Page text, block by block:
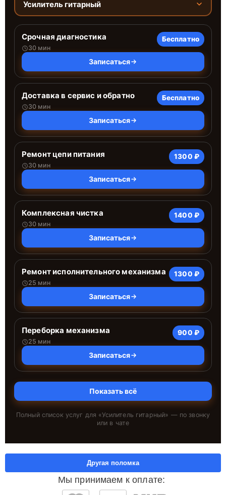
Усилитель гитарный
Срочная диагностика
30 мин
Бесплатно
Записаться
Доставка в сервис и обратно
30 мин
Бесплатно
Записаться
Ремонт цепи питания
30 мин
1300 ₽
Записаться
Комплексная чистка
30 мин
1400 ₽
Записаться
Ремонт исполнительного механизма
25 мин
1300 ₽
Записаться
Переборка механизма
25 мин
900 ₽
Записаться
Показать всё
Полный список услуг для «Усилитель гитарный» — по звонку
или в чате
Мы принимаем к оплате:
Другая поломка